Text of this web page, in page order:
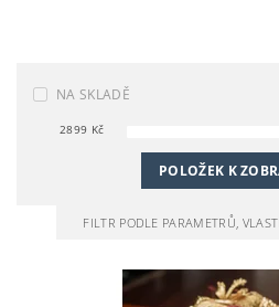
NA SKLADĚ
2899 Kč
POLOŽEK K
FILTR PODLE PARAMETRŮ,